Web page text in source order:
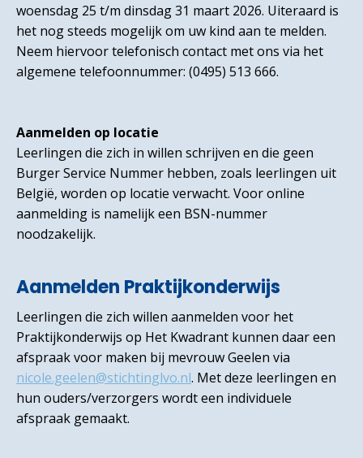
woensdag 25 t/m dinsdag 31 maart 2026. Uiteraard is
het nog steeds mogelijk om uw kind aan te melden.
Neem hiervoor telefonisch contact met ons via het
algemene telefoonnummer: (0495) 513 666.
Aanmelden op locatie
Leerlingen die zich in willen schrijven en die geen
Burger Service Nummer hebben, zoals leerlingen uit
België, worden op locatie verwacht. Voor online
aanmelding is namelijk een BSN-nummer
noodzakelijk.
Aanmelden Praktijkonderwijs
Leerlingen die zich willen aanmelden voor het
Praktijkonderwijs op Het Kwadrant kunnen daar een
afspraak voor maken bij mevrouw Geelen via
nicole.geelen@stichtinglvo.nl. Met deze leerlingen en
hun ouders/verzorgers wordt een individuele
afspraak gemaakt.